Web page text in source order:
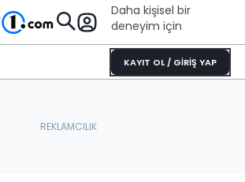
Daha kişisel bir
deneyim için
KAYIT OL / GİRİŞ YAP